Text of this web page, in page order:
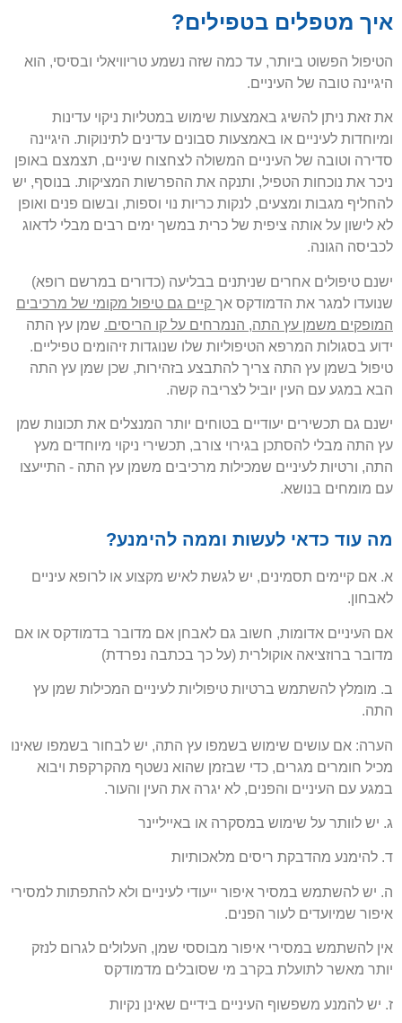
איך מטפלים בטפילים?
הטיפול הפשוט ביותר, עד כמה שזה נשמע טריוויאלי ובסיסי, הוא
היגיינה טובה של העיניים.
את זאת ניתן להשיג באמצעות שימוש במטליות ניקוי עדינות
ומיוחדות לעיניים או באמצעות סבונים עדינים לתינוקות. היגיינה
סדירה וטובה של העיניים המשולה לצחצוח שיניים, תצמצם באופן
ניכר את נוכחות הטפיל, ותנקה את ההפרשות המציקות. בנוסף, יש
להחליף מגבות ומצעים, לנקות כריות נוי וספות, ובשום פנים ואופן
לא לישון על אותה ציפית של כרית במשך ימים רבים מבלי לדאוג
לכביסה הגונה.
ישנם טיפולים אחרים שניתנים בבליעה (כדורים במרשם רופא)
שנועדו למגר את הדמודקס אך קיים גם טיפול מקומי של מרכיבים
המופקים משמן עץ התה, הנמרחים על קו הריסים. שמן עץ התה
ידוע בסגולות המרפא הטיפוליות שלו שנוגדות זיהומים טפיליים.
טיפול בשמן עץ התה צריך להתבצע בזהירות, שכן שמן עץ התה
הבא במגע עם העין יוביל לצריבה קשה.
ישנם גם תכשירים יעודיים בטוחים יותר המנצלים את תכונות שמן
עץ התה מבלי להסתכן בגירוי צורב, תכשירי ניקוי מיוחדים מעץ
התה, ורטיות לעיניים שמכילות מרכיבים משמן עץ התה - התייעצו
עם מומחים בנושא.
מה עוד כדאי לעשות וממה להימנע?
א. אם קיימים תסמינים, יש לגשת לאיש מקצוע או לרופא עיניים
לאבחון.
אם העיניים אדומות, חשוב גם לאבחן אם מדובר בדמודקס או אם
מדובר ברוזציאה אוקולרית (על כך בכתבה נפרדת)
ב. מומלץ להשתמש ברטיות טיפוליות לעיניים המכילות שמן עץ
התה.
הערה: אם עושים שימוש בשמפו עץ התה, יש לבחור בשמפו שאינו
מכיל חומרים מגרים, כדי שבזמן שהוא נשטף מהקרקפת ויבוא
במגע עם העיניים והפנים, לא יגרה את העין והעור.
ג. יש לוותר על שימוש במסקרה או באייליינר
ד. להימנע מהדבקת ריסים מלאכותיות
ה. יש להשתמש במסיר איפור ייעודי לעיניים ולא להתפתות למסירי
איפור שמיועדים לעור הפנים.
אין להשתמש במסירי איפור מבוססי שמן, העלולים לגרום לנזק
יותר מאשר לתועלת בקרב מי שסובלים מדמודקס
ז. יש להמנע משפשוף העיניים בידיים שאינן נקיות